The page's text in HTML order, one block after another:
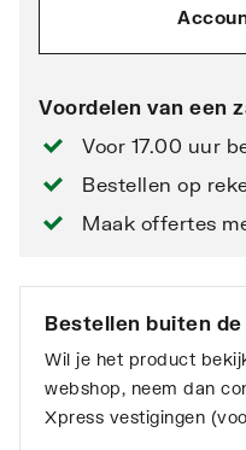
Voordelen van een
Voor 17.00 uur
Bestellen op
Maak offertes
Bestellen buiten de
Wil je het product
webshop, neem dan
Xpress vestigingen